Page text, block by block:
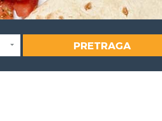
PRETRAGA